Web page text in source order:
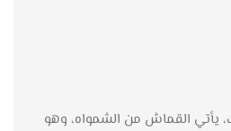
يأتي القماش من الشمواه، وهو